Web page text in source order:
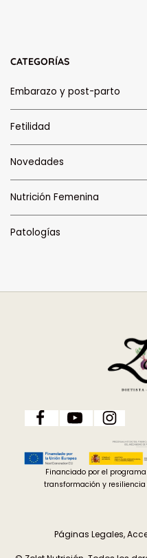
CATEGORÍAS
Embarazo y post-parto
Fetilidad
Novedades
Nutrición Femenina
Patologías
Financiado por el
transformación y resiliencia
Páginas Legales,